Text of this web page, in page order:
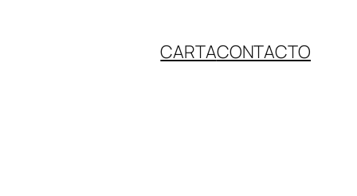
CARTACONTACTO